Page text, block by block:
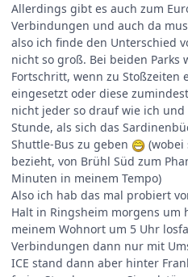
Allerdings gibt es auch zum
Verbindungen und auch da
also ich finde den Unterschied
nicht so groß. Bei beiden Parks
Fortschritt, wenn zu Stoßzeiten
eingesetzt oder diese
nicht jeder so drauf wie ich
Stunde, als sich das
Shuttle-Bus zu geben
(wobei
bezieht, von Brühl Süd zum
Minuten in meinem Tempo)
Also ich hab das mal probiert
Halt in Ringsheim morgens um
meinem Wohnort um 5 Uhr
Verbindungen dann nur mit
ICE stand dann aber hinter